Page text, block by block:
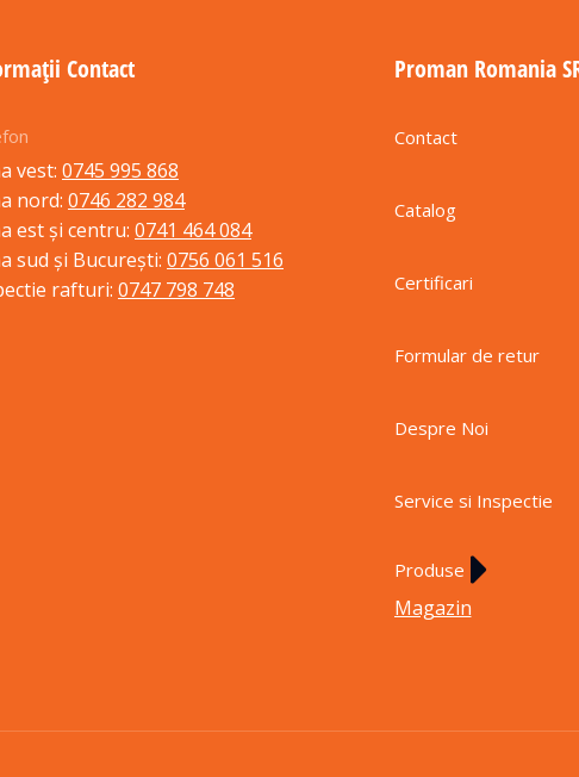
Contact
vest: 0745 995 868
nord: 0746 282 984
est și centru: 0741 464 084
sud și București: 0756 061 516
rafturi: 0747 798 748
Proman Romania
Contact
Catalog
Certificari
Formular de retur
Despre Noi
Service si Inspectie
Produse
Magazin